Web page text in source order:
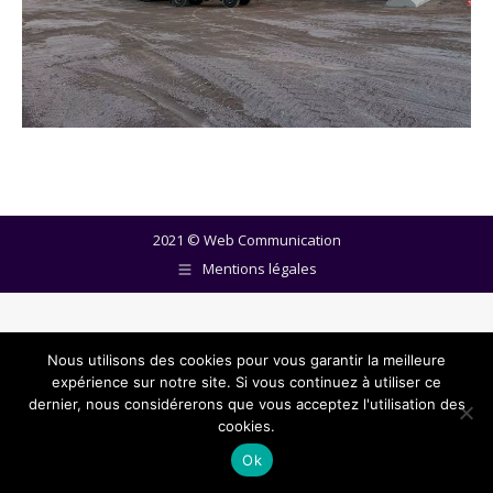
2021 © Web Communication
Mentions légales
Nous utilisons des cookies pour vous garantir la meilleure
expérience sur notre site. Si vous continuez à utiliser ce
dernier, nous considérerons que vous acceptez l'utilisation des
cookies.
Ok